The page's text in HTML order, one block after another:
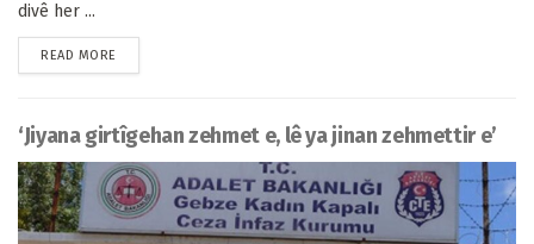
divê her ...
READ MORE
‘Jiyana girtîgehan zehmet e, lê ya jinan zehmettir e’